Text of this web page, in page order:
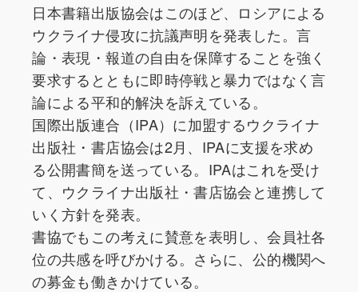
日本書籍出版協会はこのほど、ロシアによる
ウクライナ侵攻に抗議声明を発表した。言
論・表現・報道の自由を保障することを強く
要求するとともに即時停戦と暴力ではなく言
論による平和的解決を訴えている。
国際出版連合（IPA）に加盟するウクライナ
出版社・書店協会は2月、IPAに支援を求め
る公開書簡を送っている。IPAはこれを受け
て、ウクライナ出版社・書店協会と連携して
いく方針を発表。
書協でもこの考えに賛意を表明し、会員社各
位の共感を呼びかける。さらに、公的機関へ
の募金も働きかけている。